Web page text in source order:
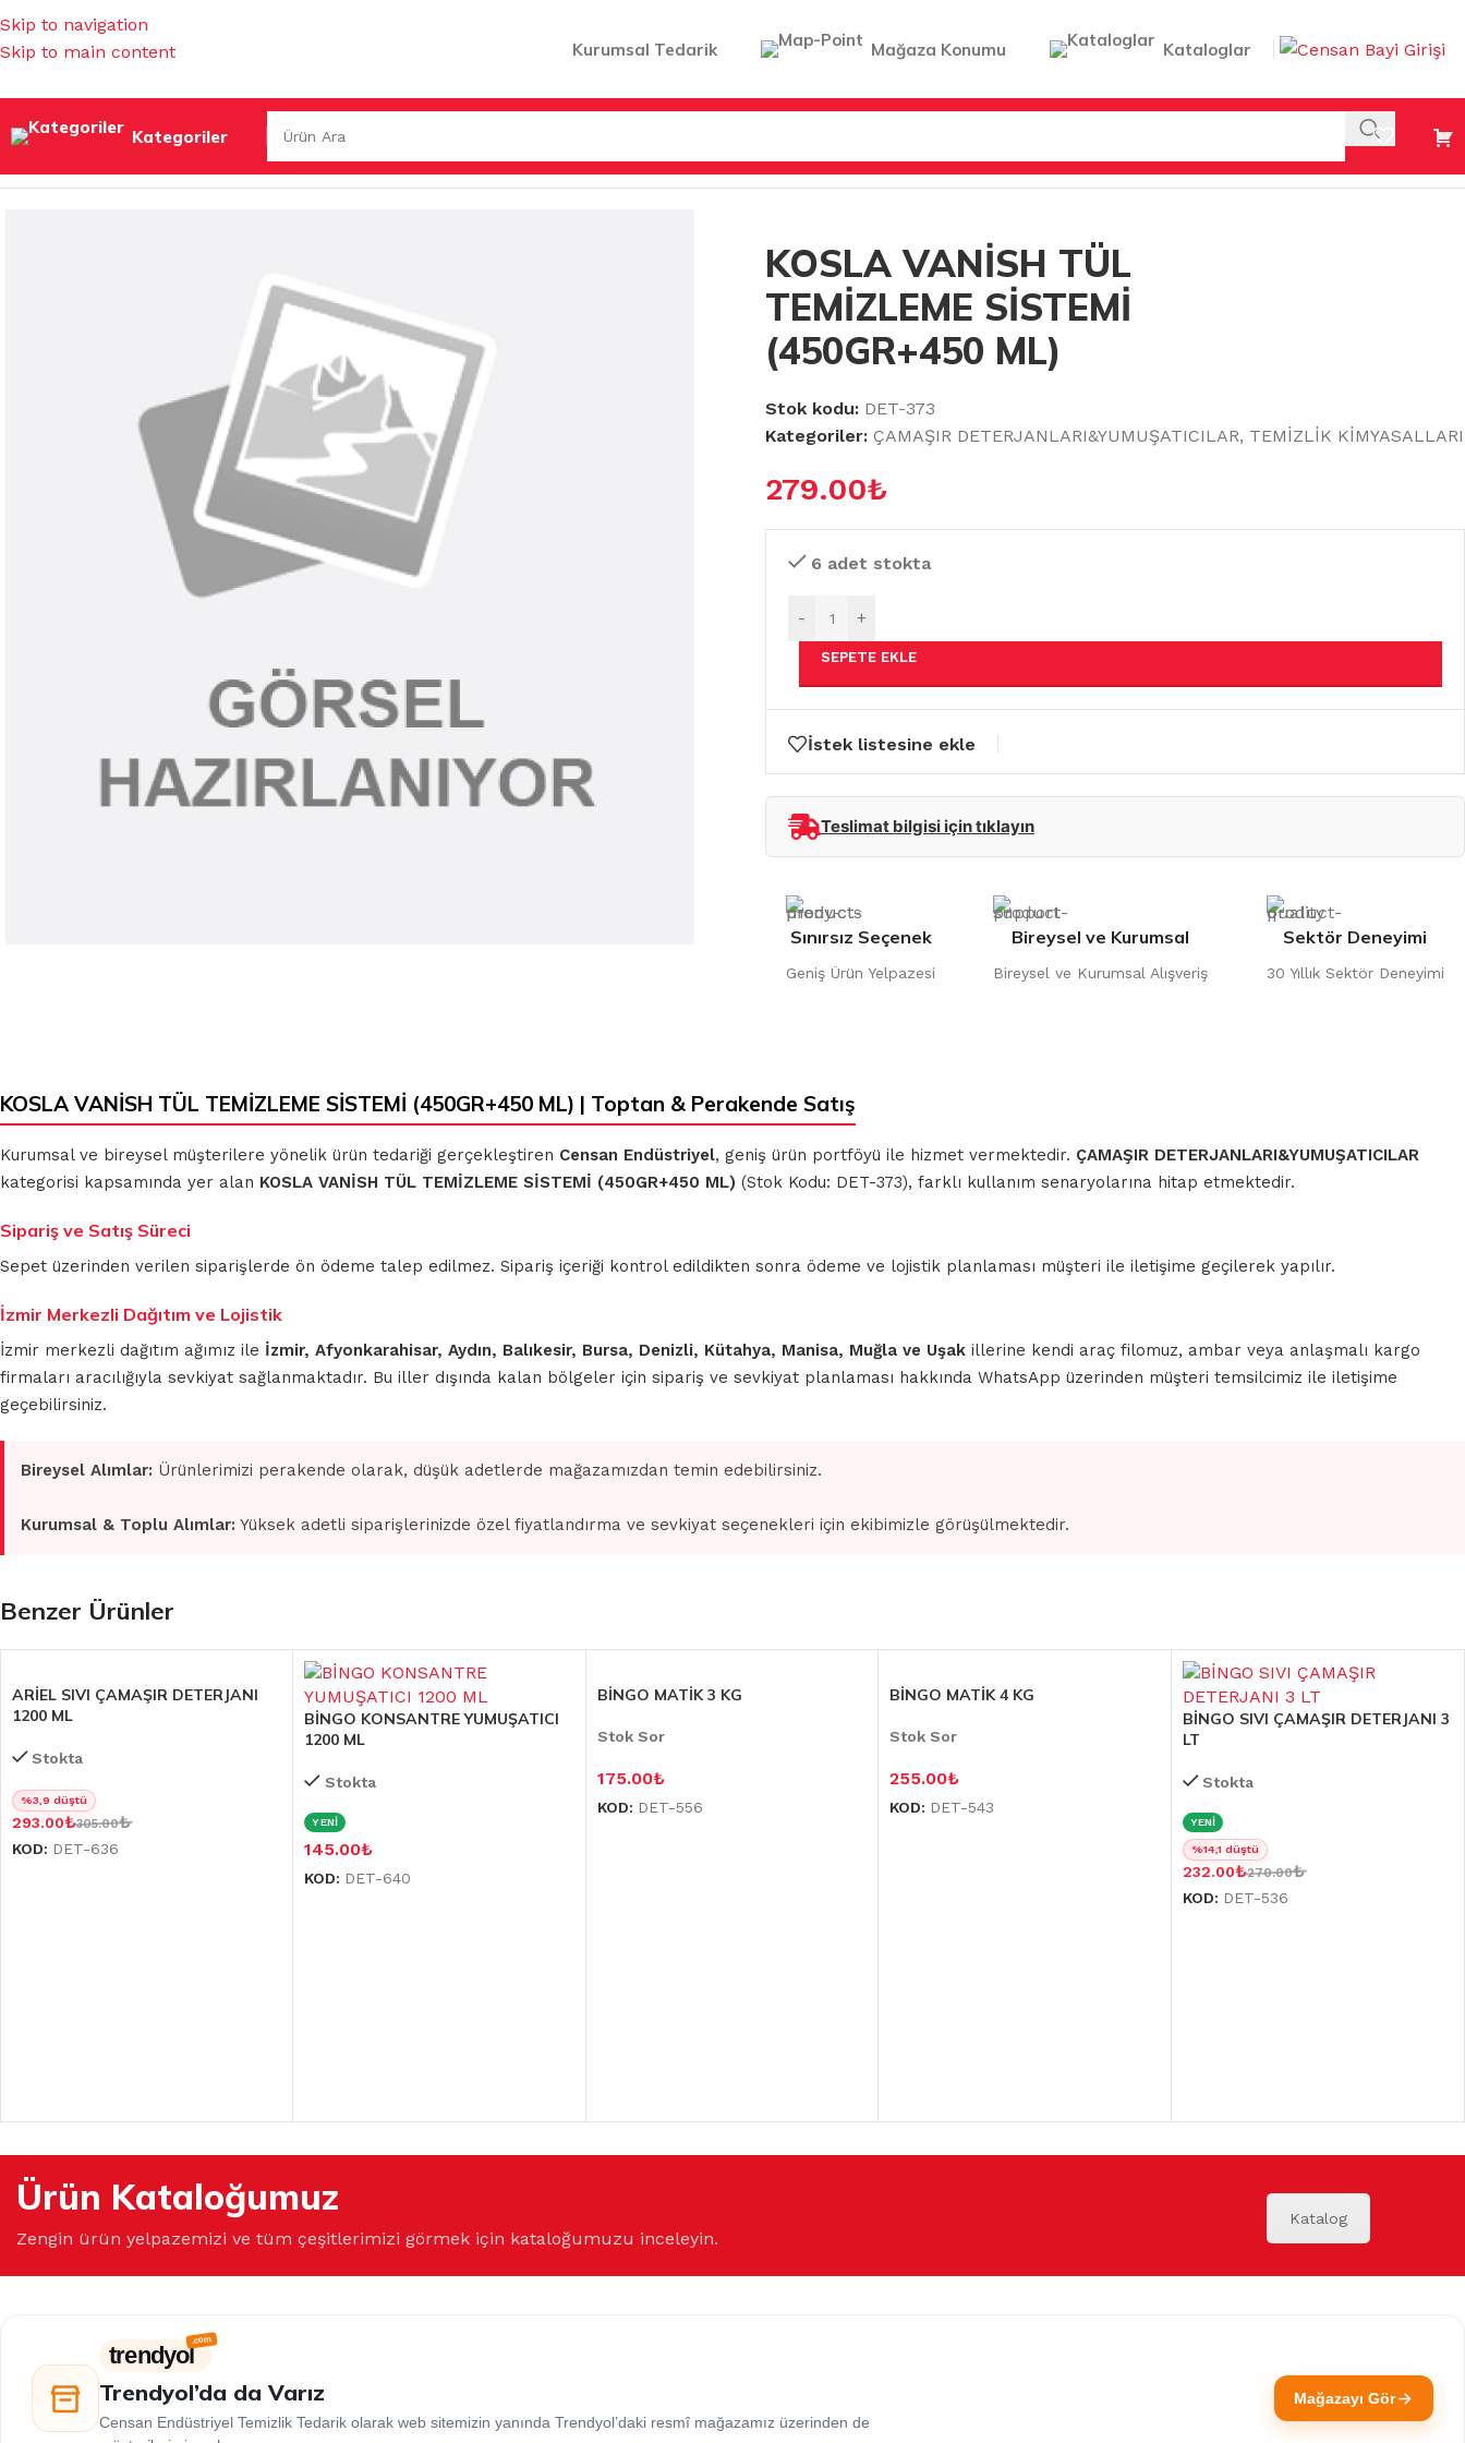
Skip to navigation
Skip to main content
Kurumsal Tedarik Mağaza Konumu Kataloglar
Kategoriler
TEMİZLİK KİMYASALLARI/ÇAMAŞIR DETERJANLARI&YUMUŞATICILAR/KOSLA VANİSH TÜL TEMİZLEME SİSTEMİ (450GR+450 ML)
KOSLA VANİSH TÜL
TEMİZLEME SİSTEMİ
(450GR+450 ML)
Stok kodu: DET-373
Kategoriler: ÇAMAŞIR DETERJANLARI&YUMUŞATICILAR, TEMİZLİK KİMYASALLARI
279.00₺
6 adet stokta
- +
SEPETE EKLE
İstek listesine ekle
Teslimat bilgisi için tıklayın
Sınırsız Seçenek
Geniş Ürün Yelpazesi
Bireysel ve Kurumsal
Bireysel ve Kurumsal Alışveriş
Sektör Deneyimi
30 Yıllık Sektör Deneyimi
KOSLA VANİSH TÜL TEMİZLEME SİSTEMİ (450GR+450 ML) | Toptan & Perakende Satış
Kurumsal ve bireysel müşterilere yönelik ürün tedariği gerçekleştiren Censan Endüstriyel, geniş ürün portföyü ile hizmet vermektedir. ÇAMAŞIR DETERJANLARI&YUMUŞATICILAR
kategorisi kapsamında yer alan KOSLA VANİSH TÜL TEMİZLEME SİSTEMİ (450GR+450 ML) (Stok Kodu: DET-373), farklı kullanım senaryolarına hitap etmektedir.
Sipariş ve Satış Süreci
Sepet üzerinden verilen siparişlerde ön ödeme talep edilmez. Sipariş içeriği kontrol edildikten sonra ödeme ve lojistik planlaması müşteri ile iletişime geçilerek yapılır.
İzmir Merkezli Dağıtım ve Lojistik
İzmir merkezli dağıtım ağımız ile İzmir, Afyonkarahisar, Aydın, Balıkesir, Bursa, Denizli, Kütahya, Manisa, Muğla ve Uşak illerine kendi araç filomuz, ambar veya anlaşmalı kargo
firmaları aracılığıyla sevkiyat sağlanmaktadır. Bu iller dışında kalan bölgeler için sipariş ve sevkiyat planlaması hakkında WhatsApp üzerinden müşteri temsilcimiz ile iletişime
geçebilirsiniz.
Bireysel Alımlar: Ürünlerimizi perakende olarak, düşük adetlerde mağazamızdan temin edebilirsiniz.
Kurumsal & Toplu Alımlar: Yüksek adetli siparişlerinizde özel fiyatlandırma ve sevkiyat seçenekleri için ekibimizle görüşülmektedir.
Benzer Ürünler
ARİEL SIVI ÇAMAŞIR DETERJANI
1200 ML
Stokta
%3,9 düştü
293.00₺305.00₺
KOD: DET-636
BİNGO KONSANTRE YUMUŞATICI
1200 ML
Stokta
YENİ
145.00₺
KOD: DET-640
BİNGO MATİK 3 KG
Stok Sor
175.00₺
KOD: DET-556
BİNGO MATİK 4 KG
Stok Sor
255.00₺
KOD: DET-543
BİNGO SIVI ÇAMAŞIR DETERJANI 3
LT
Stokta
YENİ
%14,1 düştü
232.00₺270.00₺
KOD: DET-536
Ürün Kataloğumuz
Zengin ürün yelpazemizi ve tüm çeşitlerimizi görmek için kataloğumuzu inceleyin.
Katalog
trendyol
Trendyol’da da Varız
Censan Endüstriyel Temizlik Tedarik olarak web sitemizin yanında Trendyol’daki resmî mağazamız üzerinden de
Mağazayı Gör